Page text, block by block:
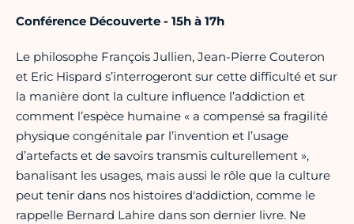
Conférence Découverte - 15h à 17h
Le philosophe François Jullien, Jean-Pierre Couteron
et Eric Hispard s’interrogeront sur cette difficulté et sur
la manière dont la culture influence l’addiction et
comment l’espèce humaine « a compensé sa fragilité
physique congénitale par l’invention et l’usage
d’artefacts et de savoirs transmis culturellement »,
banalisant les usages, mais aussi le rôle que la culture
peut tenir dans nos histoires d'addiction, comme le
rappelle Bernard Lahire dans son dernier livre. Ne